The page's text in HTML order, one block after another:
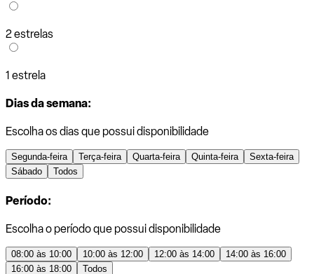
2 estrelas
1 estrela
Dias da semana:
Escolha os dias que possui disponibilidade
Segunda-feira Terça-feira Quarta-feira Quinta-feira
Sexta-feira
Sábado
Todos
Período:
Escolha o período que possui disponibilidade
08:00 às 10:00 10:00 às 12:00 12:00 às 14:00
14:00 às 16:00
16:00 às 18:00
Todos